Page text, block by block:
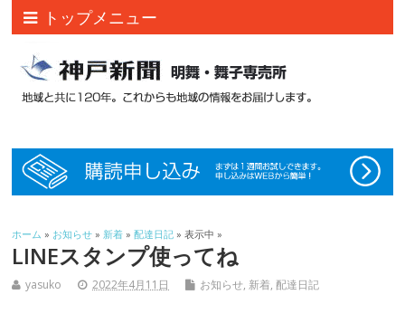
トップメニュー
ホーム » お知らせ »新着 »配達日記 » 表示中 »
LINEスタンプ使ってね
yasuko 2022年4月11日 お知らせ, 新着, 配達日記